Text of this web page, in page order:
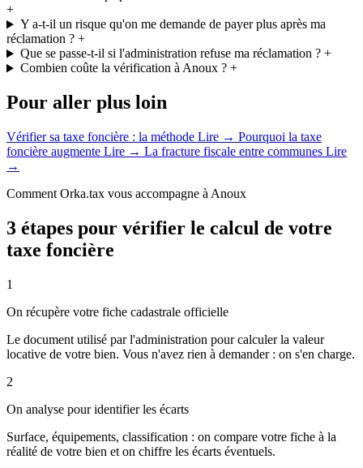
+
Y a-t-il un risque qu'on me demande de payer plus après ma
réclamation ? +
Que se passe-t-il si l'administration refuse ma réclamation ?+
Combien coûte la vérification à Anoux ?+
Pour aller plus loin
Vérifier sa taxe foncière : la méthode Lire → Pourquoi la taxe
foncière augmente Lire → La fracture fiscale entre communes Lire
→
Comment Orka.tax vous accompagne à Anoux
3 étapes pour vérifier le calcul de votre
taxe foncière
1
On récupère votre fiche cadastrale officielle
Le document utilisé par l'administration pour calculer la valeur
locative de votre bien. Vous n'avez rien à demander : on s'en charge.
2
On analyse pour identifier les écarts
Surface, équipements, classification : on compare votre fiche à la
réalité de votre bien et on chiffre les écarts éventuels.